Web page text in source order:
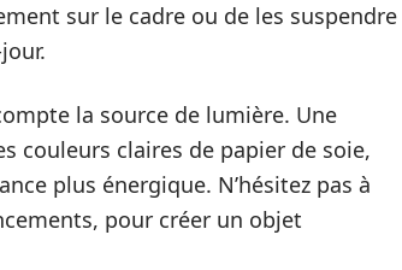
sur le cadre ou de les suspendre
la source de lumière. Une
couleurs claires de papier de soie,
plus énergique. N’hésitez pas à
pour créer un objet